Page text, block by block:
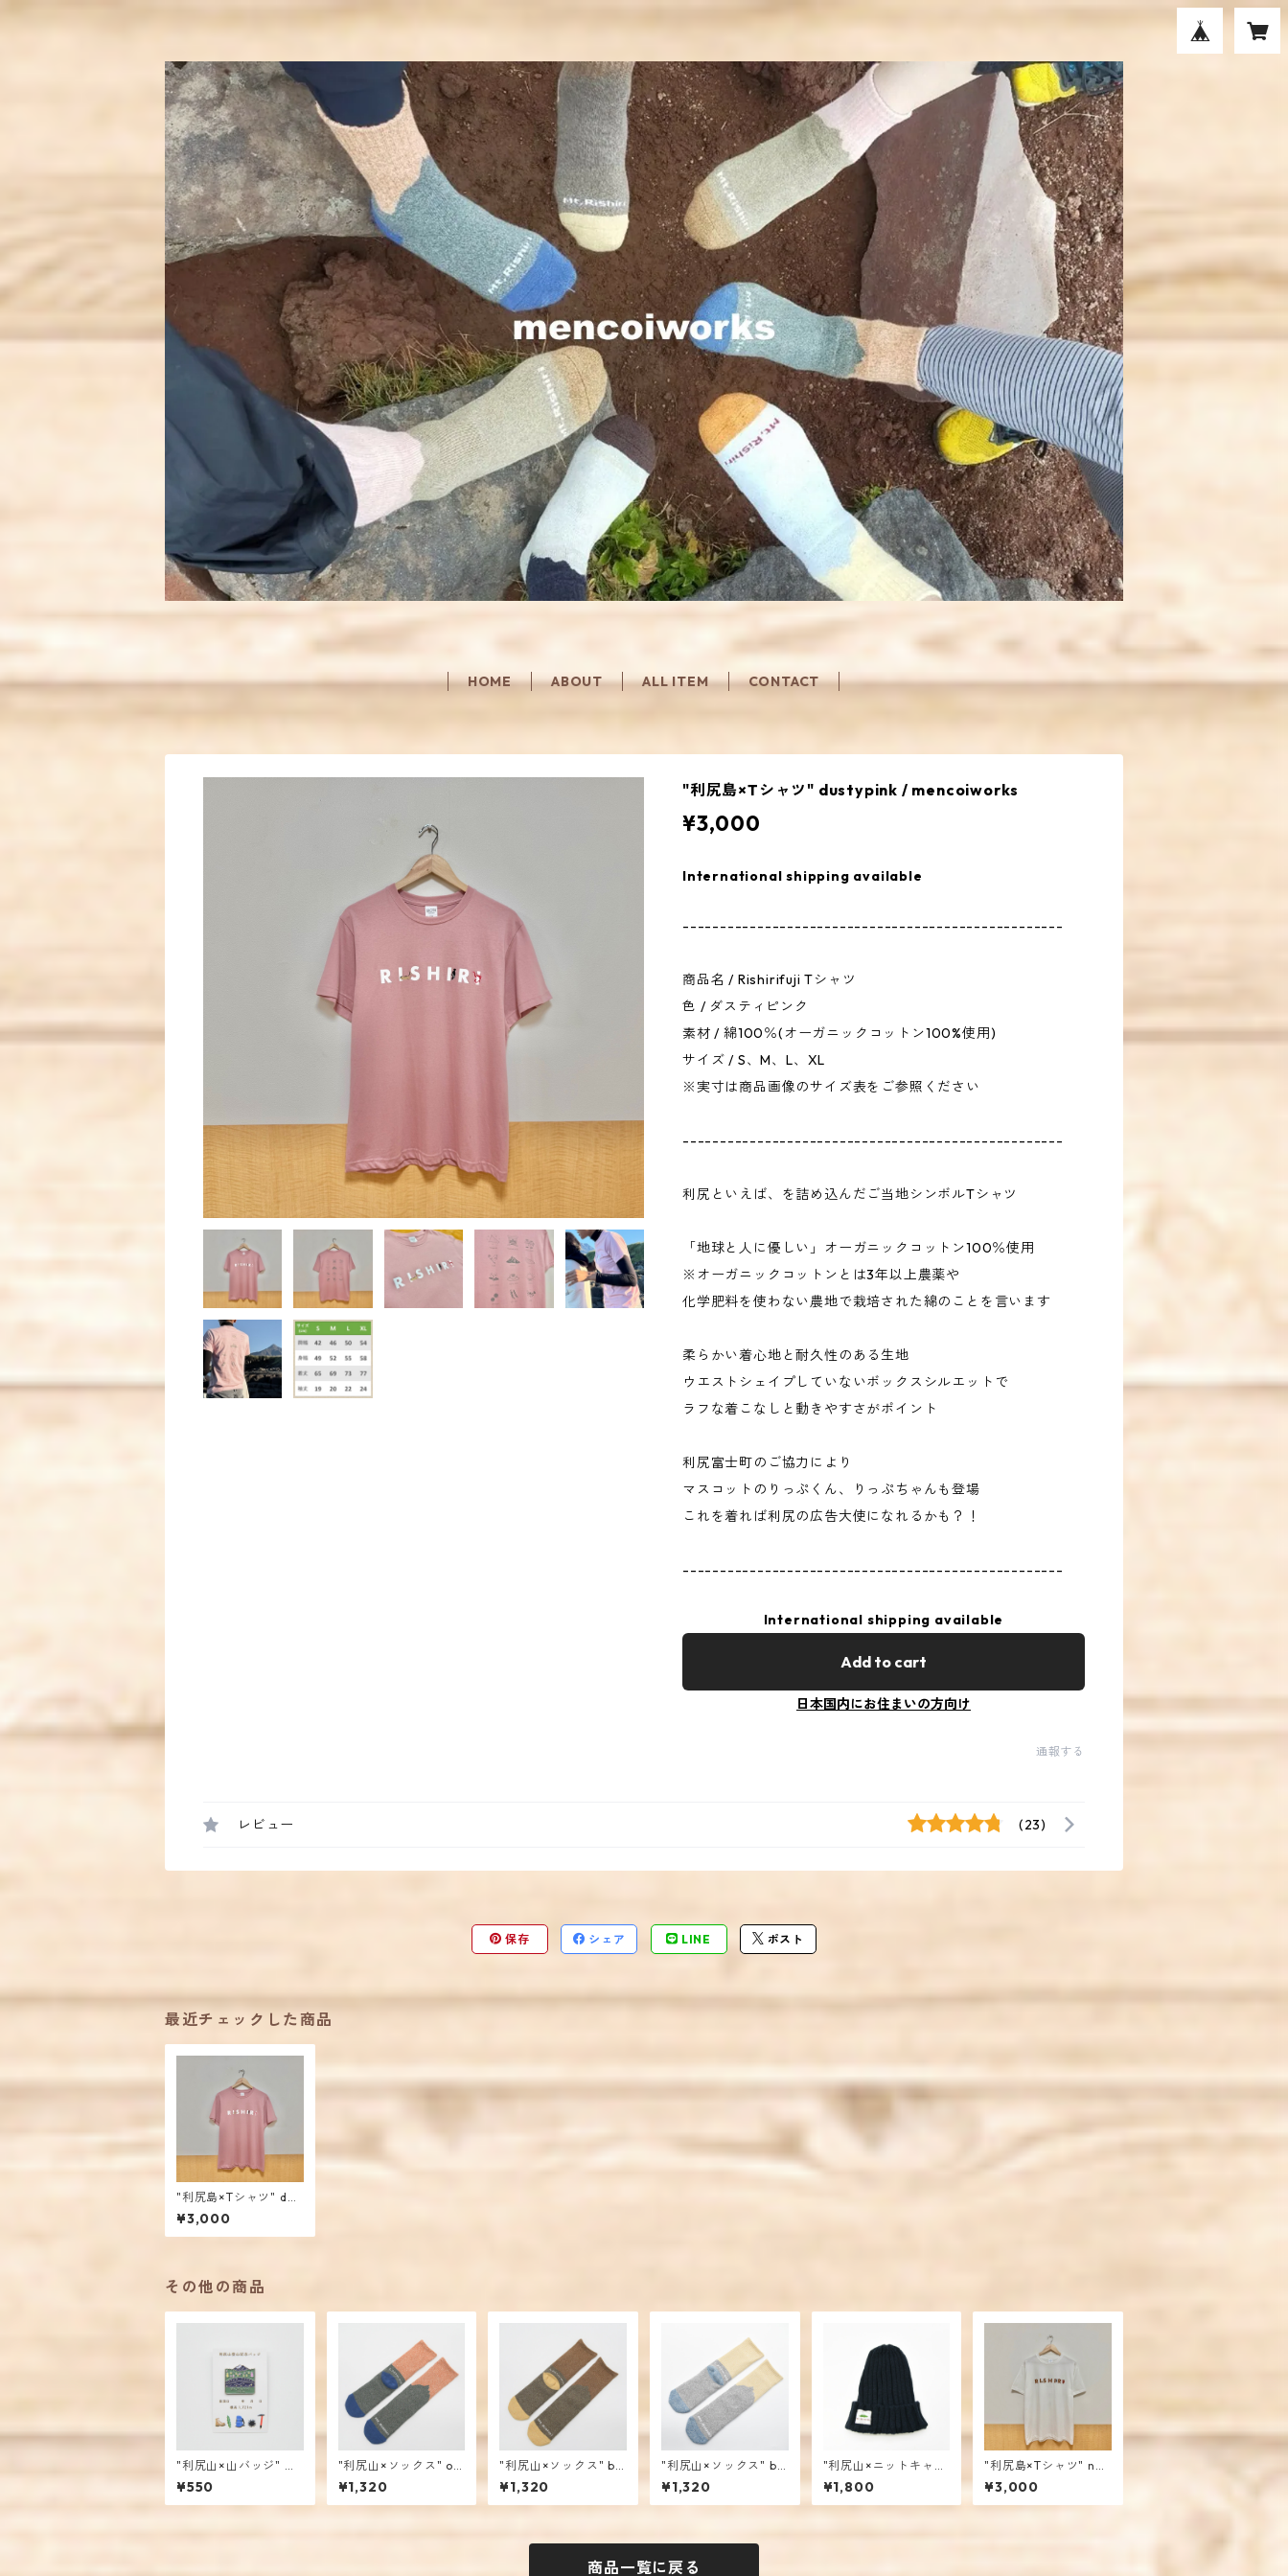
HOME ABOUT ALL ITEM CONTACT
"利尻島×Tシャツ" dustypink / mencoiworks
¥3,000
International shipping available
---------------------------------------------------
商品名 / Rishirifuji Tシャツ
色 / ダスティピンク
素材 / 綿100％(オーガニックコットン100%使用)
サイズ / S、M、L、XL
※実寸は商品画像のサイズ表をご参照ください
---------------------------------------------------
利尻といえば、を詰め込んだご当地シンボルTシャツ
「地球と人に優しい」オーガニックコットン100％使用
※オーガニックコットンとは3年以上農薬や
化学肥料を使わない農地で栽培された綿のことを言います
柔らかい着心地と耐久性のある生地
ウエストシェイプしていないボックスシルエットで
ラフな着こなしと動きやすさがポイント
利尻富士町のご協力により
マスコットのりっぷくん、りっぷちゃんも登場
これを着れば利尻の広告大使になれるかも？！
---------------------------------------------------
International shipping available
Add to cart
日本国内にお住まいの方向け
通報する
レビュー (23)
保存 シェア LINE ポスト
最近チェックした商品
"利尻島×Tシャツ" dus
typink / mencoiwork
s
¥3,000
その他の商品
"利尻山×山バッジ" 姫
沼ver. / mencoiworks
¥550
"利尻山×ソックス" or
ange×green / menc
oiworks
¥1,320
"利尻山×ソックス" br
own×khaki / mencoi
works
¥1,320
"利尻山×ソックス" bei
ge×gray / mencoiwo
rks
¥1,320
"利尻山×ニットキャッ
プ" navy / mencoiwo
rks
¥1,800
"利尻島×Tシャツ" nat
ural / mencoiworks
¥3,000
商品一覧に戻る